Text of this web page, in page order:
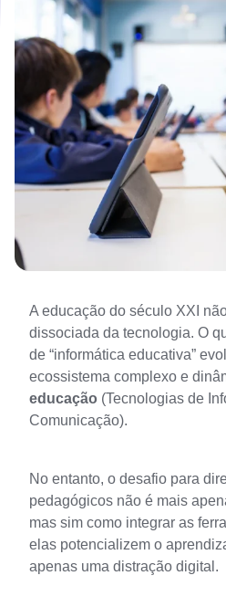
A educação do século XXI
dissociada da tecnologia. O
de “informática educativa”
ecossistema complexo e
educação (Tecnologias de
Comunicação).
No entanto, o desafio para
pedagógicos não é mais
mas sim como integrar as
elas potencializem o
apenas uma distração digital.